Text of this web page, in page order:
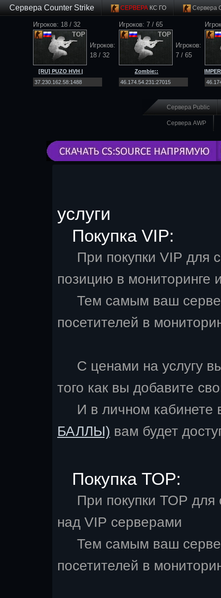
Сервера Counter Strike СЕРВЕРА КС ГО Сервера
Игроков: 18 / 32
TOP
Игроков:
18 / 32
[RU] PUZO HVH |
ONLY SCOUT |
MIRAGE |
Игроков: 7 / 65
TOP
Игроков:
7 / 65
Zombie::
[Net4ALL.RU]::Workshop|SSD
[CS 2]
Сервера Public
Сервера AWP
услуги
Покупка VIP:
При покупки VIP для
позицию в мониторинге
Тем самым ваш
посетителей в
С ценами на услугу
того как вы добавите
И в личном кабинете
БАЛЛЫ) вам будет
Покупка TOP:
При покупки ТОP для
над VIP серверами
Тем самым ваш
посетителей в